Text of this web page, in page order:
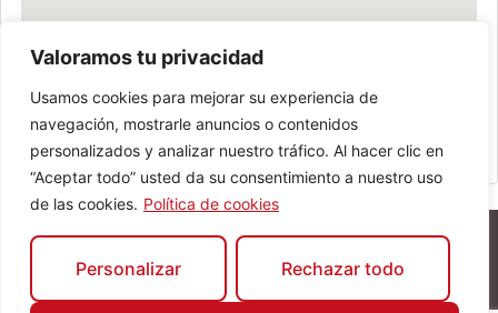
Valoramos tu privacidad
Usamos cookies para mejorar su experiencia de
navegación, mostrarle anuncios o contenidos
personalizados y analizar nuestro tráfico. Al hacer clic en
“Aceptar todo” usted da su consentimiento a nuestro uso
de las cookies. Política de cookies
Personalizar Rechazar todo